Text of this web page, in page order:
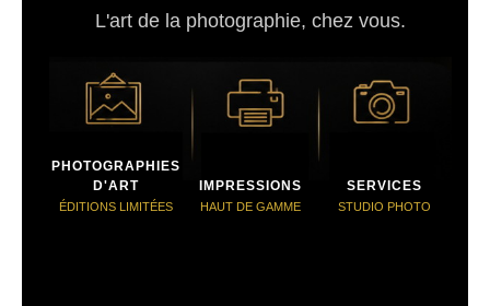
L'art de la photographie, chez vous.
PHOTOGRAPHIES
D'ART
ÉDITIONS LIMITÉES
IMPRESSIONS
HAUT DE GAMME
SERVICES
STUDIO PHOTO